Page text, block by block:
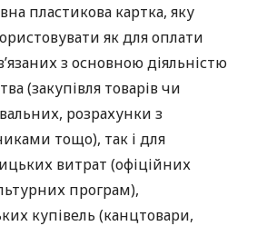
пластикова картка, яку
як для оплати
з основною діяльністю
(закупівля товарів чи
розрахунки з
тощо), так і для
витрат (офіційних
програм),
купівель (канцтовари,